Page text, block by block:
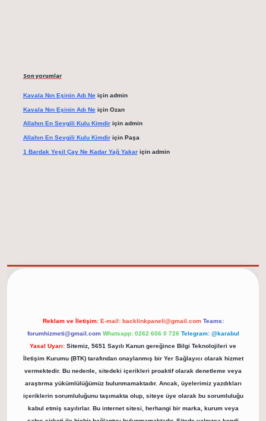
Son yorumlar
Kavala Nın Eşinin Adı Neiçin admin
Kavala Nın Eşinin Adı Neiçin Ozan
Allahın En Sevgili Kulu Kimdiriçin admin
Allahın En Sevgili Kulu Kimdiriçin Paşa
1 Bardak Yeşil Çay Ne Kadar Yağ Yakariçin admin
Reklam ve İletişim: E-mail: backlinkpaneli@gmail.com Teams:
forumhizmeti@gmail.com Whatsapp: 0262 606 0 726 Telegram: @karabul
Yasal Uyarı: Sitemiz, 5651 Sayılı Kanun gereğince Bilgi Teknolojileri ve
İletişim Kurumu (BTK) tarafından onaylanmış bir Yer Sağlayıcı olarak hizmet
vermektedir. Bu nedenle, sitedeki içerikleri proaktif olarak denetleme veya
araştırma yükümlülüğümüz bulunmamaktadır. Ancak, üyelerimiz yazdıkları
içeriklerin sorumluluğunu taşımakta olup, siteye üye olarak bu sorumluluğu
kabul etmiş sayılırlar. Bu internet sitesi, herhangi bir marka, kurum veya